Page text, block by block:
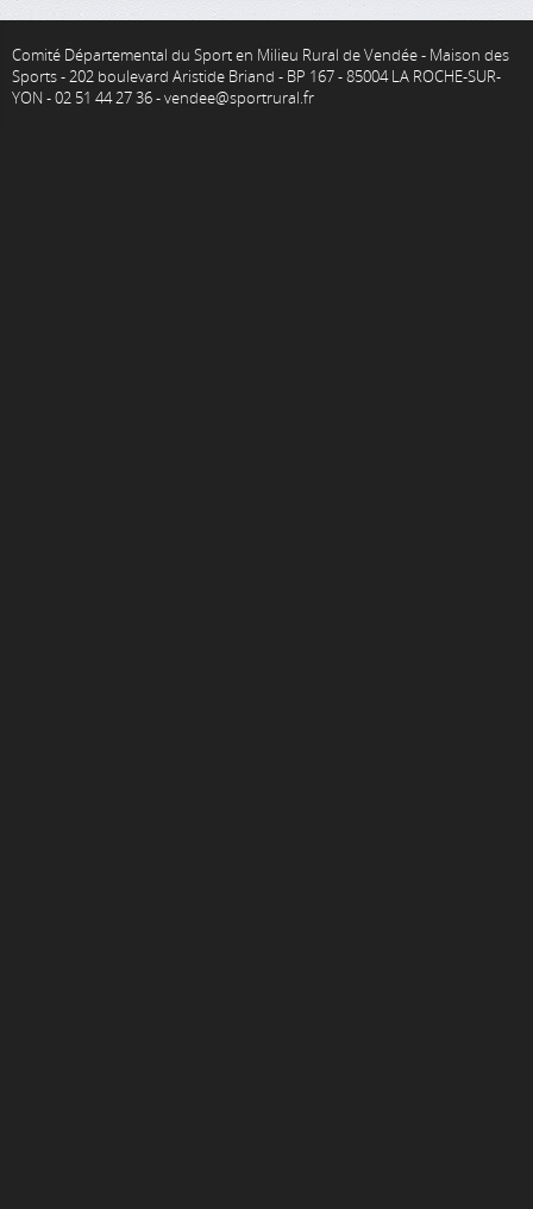
Comité Départemental du Sport en Milieu Rural de Vendée - Maison des
Sports - 202 boulevard Aristide Briand - BP 167 - 85004 LA ROCHE-SUR-
YON - 02 51 44 27 36 - vendee@sportrural.fr